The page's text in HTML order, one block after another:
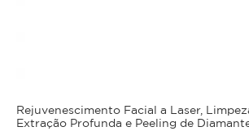
Rejuvenescimento Facial a Laser,
Extração Profunda e Peeling de